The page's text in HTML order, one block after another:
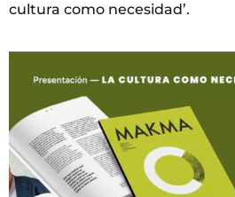
cultura como necesidad’.